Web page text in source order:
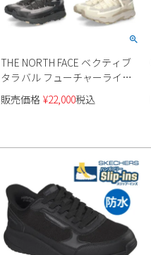
THE NORTH FACE ベクティブ
タラバル フューチャーライト
防水 NF02344 メンズ
販売価格 ¥22,000税込